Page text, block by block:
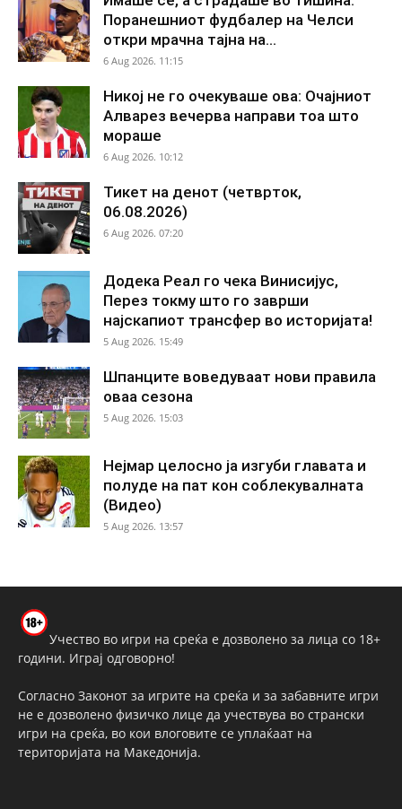
Поранешниот фудбалер на Челси
откри мрачна тајна на...
6 Aug 2026. 11:15
Никој не го очекуваше ова: Очајниот
Алварез вечерва направи тоа што
мораше
6 Aug 2026. 10:12
Тикет на денот (четврток,
06.08.2026)
6 Aug 2026. 07:20
Додека Реал го чека Винисијус,
Перез токму што го заврши
најскапиот трансфер во историјата!
5 Aug 2026. 15:49
Шпанците воведуваат нови правила
оваа сезона
5 Aug 2026. 15:03
Нејмар целосно ја изгуби главата и
полуде на пат кон соблекувалната
(Видео)
5 Aug 2026. 13:57
Учество во игри на среќа е дозволено за лица со 18+
години. Играј одговорно!
Согласно Законот за игрите на среќа и за забавните игри
не е дозволено физичко лице да учествува во странски
игри на среќа, во кои влоговите се уплаќаат на
територијата на Македонија.